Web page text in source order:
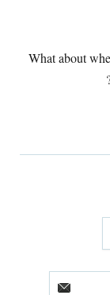
What about